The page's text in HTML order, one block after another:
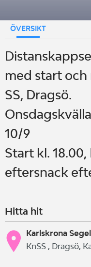
ÖVERSIKT
med start och
SS, Dragsö.
10/9
Start kl.
eftersnack
Hitta hit
Karlskrona
KnSS , Dragsö,